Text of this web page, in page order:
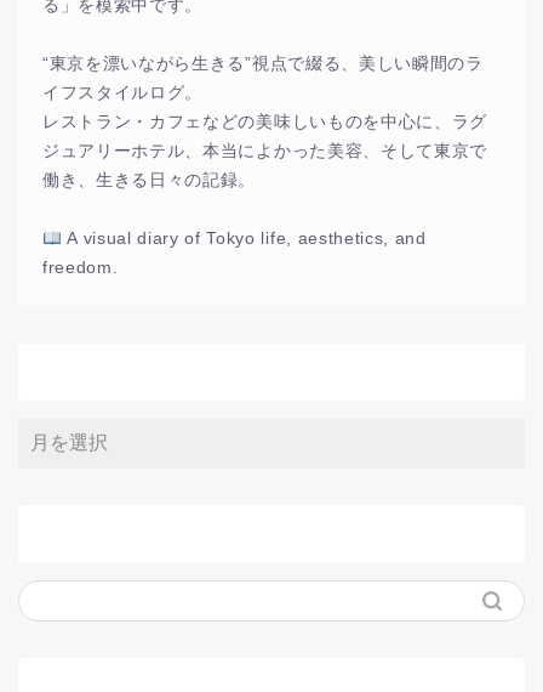
る」を模索中です。
“東京を漂いながら生きる”視点で綴る、美しい瞬間のラ
イフスタイルログ。
レストラン・カフェなどの美味しいものを中心に、ラグ
ジュアリーホテル、本当によかった美容、そして東京で
働き、生きる日々の記録。
A visual diary of Tokyo life, aesthetics, and
freedom.